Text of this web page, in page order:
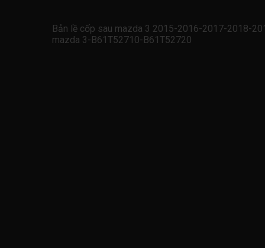
Bản lề cốp sau mazda 3 2015-2016-2017-2018-
mazda 3-B61T52710-B61T52720